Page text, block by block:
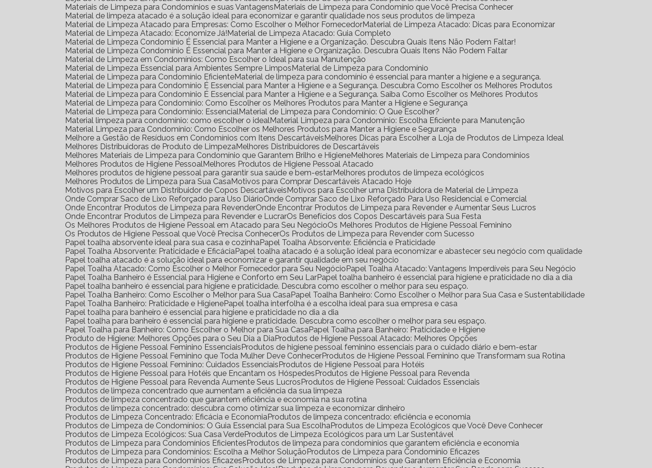
Materiais de Limpeza para Condomínios e suas Vantagens
Materiais de Limpeza para Condomínio que Você Precisa Conhecer
Material de limpeza atacado é a solução ideal para economizar e garantir qualidade nos seus produtos de limpeza
Material de Limpeza Atacado para Empresas: Como Escolher o Melhor Fornecedor
Material de Limpeza Atacado: Dicas para Economizar
Material de Limpeza Atacado: Economize Já!
Material de Limpeza Atacado: Guia Completo
Material de Limpeza Condomínio É Essencial para Manter a Higiene e a Organização. Descubra Quais Itens Não Podem Faltar!
Material de Limpeza Condomínio É Essencial para Manter a Higiene e Organização. Descubra Quais Itens Não Podem Faltar
Material de Limpeza em Condomínios: Como Escolher o Ideal para sua Manutenção
Material de Limpeza Essencial para Ambientes Sempre Limpos
Material de Limpeza para Condomínio
Material de Limpeza para Condomínio Eficiente
Material de limpeza para condomínio é essencial para manter a higiene e a segurança.
Material de Limpeza para Condomínio É Essencial para Manter a Higiene e a Segurança. Descubra Como Escolher os Melhores Produtos
Material de Limpeza para Condomínio É Essencial para Manter a Higiene e a Segurança. Saiba Como Escolher os Melhores Produtos
Material de Limpeza para Condomínio: Como Escolher os Melhores Produtos para Manter a Higiene e Segurança
Material de Limpeza para Condomínio: Essencial
Material de Limpeza para Condomínio: O Que Escolher?
Material limpeza para condomínio: como escolher o ideal
Material Limpeza para Condomínio: Escolha Eficiente para Manutenção
Material Limpeza para Condomínio: Como Escolher os Melhores Produtos para Manter a Higiene e Segurança
Melhore a Gestão de Resíduos em Condomínios com Itens Descartáveis
Melhores Dicas para Escolher a Loja de Produtos de Limpeza Ideal
Melhores Distribuidoras de Produto de Limpeza
Melhores Distribuidores de Descartáveis
Melhores Materiais de Limpeza para Condomínio que Garantem Brilho e Higiene
Melhores Materiais de Limpeza para Condomínios
Melhores Produtos de Higiene Pessoal
Melhores Produtos de Higiene Pessoal Atacado
Melhores produtos de higiene pessoal para garantir sua saúde e bem-estar
Melhores produtos de limpeza ecológicos
Melhores Produtos de Limpeza para Sua Casa
Motivos para Comprar Descartáveis Atacado Hoje
Motivos para Escolher um Distribuidor de Copos Descartáveis
Motivos para Escolher uma Distribuidora de Material de Limpeza
Onde Comprar Saco de Lixo Reforçado para Uso Diário
Onde Comprar Saco de Lixo Reforçado Para Uso Residencial e Comercial
Onde Encontrar Produtos de Limpeza para Revender
Onde Encontrar Produtos de Limpeza para Revender e Aumentar Seus Lucros
Onde Encontrar Produtos de Limpeza para Revender e Lucrar
Os Benefícios dos Copos Descartáveis para Sua Festa
Os Melhores Produtos de Higiene Pessoal em Atacado para Seu Negócio
Os Melhores Produtos de Higiene Pessoal Feminino
Os Produtos de Higiene Pessoal que Você Precisa Conhecer
Os Produtos de Limpeza para Revender com Sucesso
Papel toalha absorvente ideal para sua casa e cozinha Papel Toalha Absorvente: Eficiência e Praticidade
Papel Toalha Absorvente: Praticidade e Eficácia Papel toalha atacado é a solução ideal para economizar e abastecer seu negócio com qualidade
Papel toalha atacado é a solução ideal para economizar e garantir qualidade em seu negócio
Papel Toalha Atacado: Como Escolher o Melhor Fornecedor para Seu Negócio
Papel Toalha Atacado: Vantagens Imperdíveis para Seu Negócio
Papel Toalha Banheiro é Essencial para Higiene e Conforto em Seu Lar Papel toalha banheiro é essencial para higiene e praticidade no dia a dia
Papel toalha banheiro é essencial para higiene e praticidade. Descubra como escolher o melhor para seu espaço.
Papel Toalha Banheiro: Como Escolher o Melhor para Sua Casa Papel Toalha Banheiro: Como Escolher o Melhor para Sua Casa e Sustentabilidade
Papel Toalha Banheiro: Praticidade e Higiene Papel toalha interfolha é a escolha ideal para sua empresa e casa
Papel toalha para banheiro é essencial para higiene e praticidade no dia a dia
Papel toalha para banheiro é essencial para higiene e praticidade. Descubra como escolher o melhor para seu espaço.
Papel Toalha para Banheiro: Como Escolher o Melhor para Sua Casa Papel Toalha para Banheiro: Praticidade e Higiene
Produto de Higiene: Melhores Opções para o Seu Dia a Dia Produtos de Higiene Pessoal Atacado: Melhores Opções
Produtos de Higiene Pessoal Feminino Essenciais
Produtos de higiene pessoal feminino essenciais para o cuidado diário e bem-estar
Produtos de Higiene Pessoal Feminino que Toda Mulher Deve Conhecer Produtos de Higiene Pessoal Feminino que Transformam sua Rotina
Produtos de Higiene Pessoal Feminino: Cuidados Essenciais
Produtos de Higiene Pessoal para Hotéis
Produtos de Higiene Pessoal para Hotéis que Encantam os Hóspedes
Produtos de Higiene Pessoal para Revenda
Produtos de Higiene Pessoal para Revenda Aumente Seus Lucros
Produtos de Higiene Pessoal: Cuidados Essenciais
Produtos de limpeza concentrado que aumentam a eficiência da sua limpeza
Produtos de limpeza concentrado que garantem eficiência e economia na sua rotina
Produtos de limpeza concentrado: descubra como otimizar sua limpeza e economizar dinheiro
Produtos de Limpeza Concentrado: Eficácia e Economia Produtos de limpeza concentrado: eficiência e economia
Produtos de Limpeza de Condomínios: O Guia Essencial para Sua Escolha Produtos de Limpeza Ecológicos que Você Deve Conhecer
Produtos de Limpeza Ecológicos: Sua Casa Verde Produtos de Limpeza Ecológicos para um Lar Sustentável
Produtos de Limpeza para Condomínios Eficientes
Produtos de limpeza para condomínios que garantem eficiência e economia
Produtos de Limpeza para Condomínios: Escolha a Melhor Solução
Produtos de Limpeza para Condomínio Eficazes
Produtos de Limpeza para Condomínios Eficazes
Produtos de Limpeza para Condomínios que Garantem Eficiência e Economia